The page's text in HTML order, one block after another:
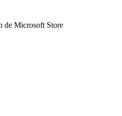
de Microsoft Store